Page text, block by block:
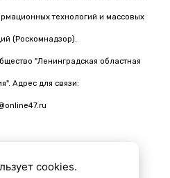
технологий и массовых
(Роскомнадзор).
"Ленинградская областная
Адрес для связи:
подготовлены с помощью ИИ
cookies.